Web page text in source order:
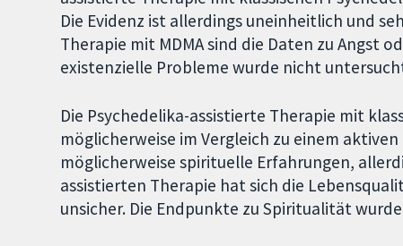
Die Evidenz ist allerdings uneinheitlich und
Therapie mit MDMA sind die Daten zu Angst
existenzielle Probleme wurde nicht
Die Psychedelika-assistierte Therapie mit
möglicherweise im Vergleich zu einem
möglicherweise spirituelle Erfahrungen,
assistierten Therapie hat sich die
unsicher. Die Endpunkte zu Spiritualität